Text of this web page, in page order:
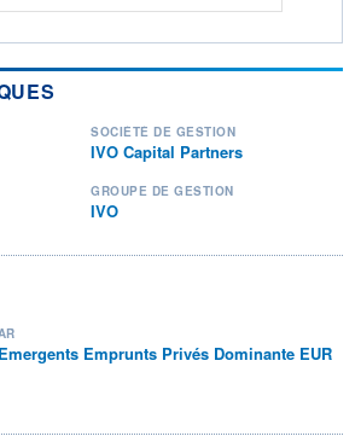
SOCIÉTÉ DE GESTION
IVO Capital Partners
GROUPE DE GESTION
IVO
Emprunts Privés Dominante EUR